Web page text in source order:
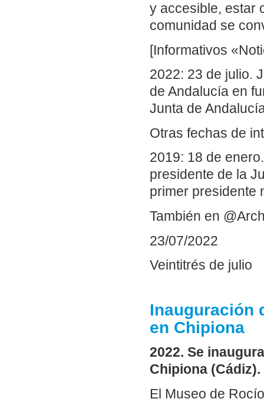
y accesible, estar
comunidad se
[Informativos
2022: 23 de julio.
de Andalucía en
Junta de
Otras fechas de
2019: 18 de
presidente de la
primer presidente
También en
23/07/2022
Veintitrés de julio
Inauguración
en Chipiona
2022. Se
Chipiona (Cádiz).
El Museo de